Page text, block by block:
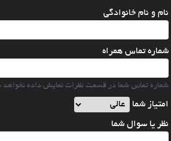
نام و نام خانوادگی
شماره تماس همراه
شماره تماس شما در قسمت نظرات نمایش داده
امتیاز شما
نظر یا سوال شما